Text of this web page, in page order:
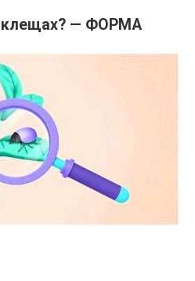
клещах? — ФОРМА